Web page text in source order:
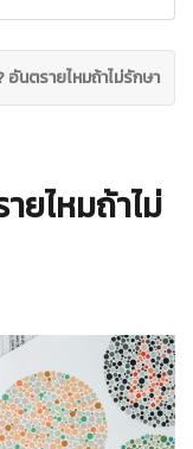
นตรายไหมถ้าไม่รักษา
ยไหมถ้าไม่